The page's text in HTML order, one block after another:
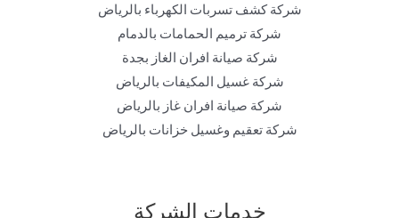
شركة كشف تسربات الكهرباء بالرياض
شركة ترميم الحمامات بالدمام
شركة صيانة افران الغاز بجدة
شركة غسيل المكيفات بالرياض
شركة صيانة افران غاز بالرياض
شركة تعقيم وغسيل خزانات بالرياض
خدمات الشركة